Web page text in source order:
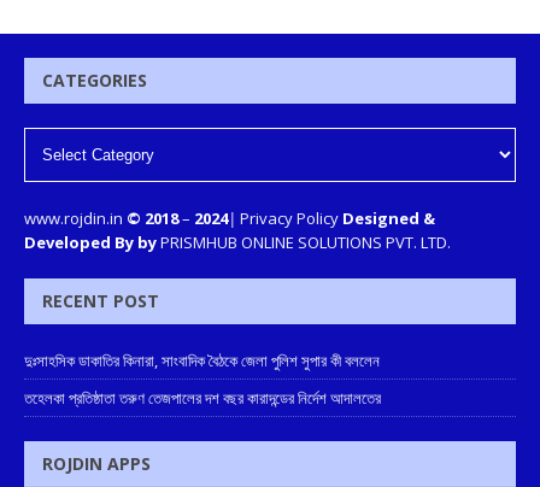
CATEGORIES
www.rojdin.in © 2018– 2024| Privacy Policy Designed &
Developed By byPRISMHUB ONLINE SOLUTIONS PVT. LTD.
RECENT POST
দুঃসাহসিক ডাকাতির কিনারা, সাংবাদিক বৈঠকে জেলা পুলিশ সুপার কী বললেন
তহেলকা প্রতিষ্ঠাতা তরুণ তেজপালের দশ বছর কারাদন্ডের নির্দেশ আদালতের
ROJDIN APPS